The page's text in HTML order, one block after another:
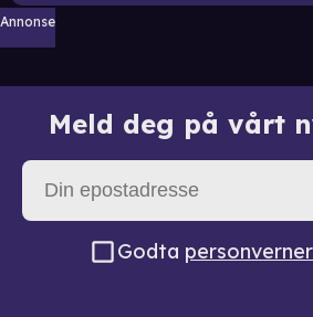
Annonse
Meld deg på vårt
Godta